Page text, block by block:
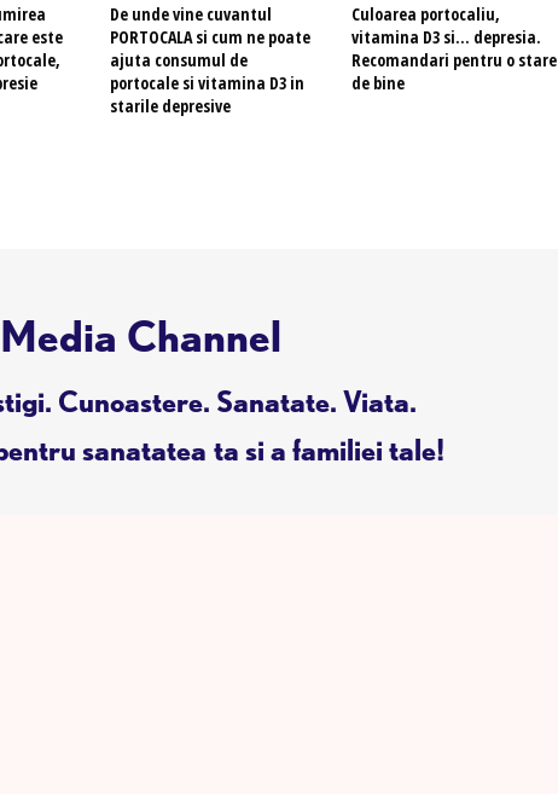
este
De unde vine cuvantul
PORTOCALA si cum ne poate
ajuta consumul de
portocale si vitamina D3 in
starile depresive
Culoarea portocaliu,
vitamina D3 si… depresia.
Recomandari pentru o stare
de bine
Channel
Cunoastere. Sanatate. Viata.
sanatatea ta si a familiei tale!